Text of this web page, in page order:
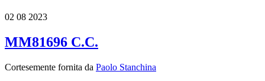
02 08 2023
MM81696 C.C.
Cortesemente fornita da Paolo Stanchina